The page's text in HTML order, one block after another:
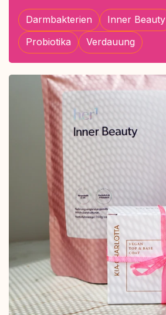
Darmbakterien Inner Beauty
Probiotika
Verdauung